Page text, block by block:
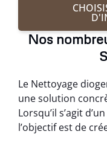
Nos
Le Nettoyage
une solution
Lorsqu’il s’agit
l’objectif est de